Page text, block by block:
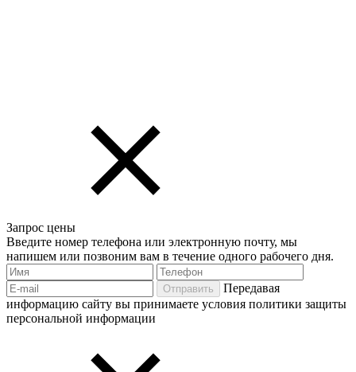
Запрос цены
Введите номер телефона или электронную почту, мы
напишем или позвоним вам в течение одного рабочего дня.
Отправить
Передавая
информацию сайту вы принимаете условия политики защиты
персональной информации